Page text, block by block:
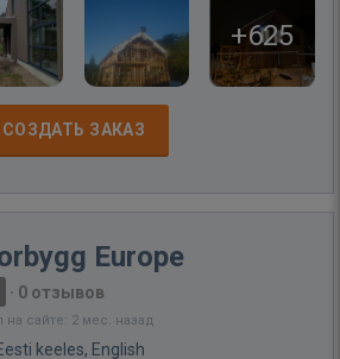
+625
СОЗДАТЬ ЗАКАЗ
Europe
· 0 отзывов
на сайте: 2 мес. назад
keeles, English